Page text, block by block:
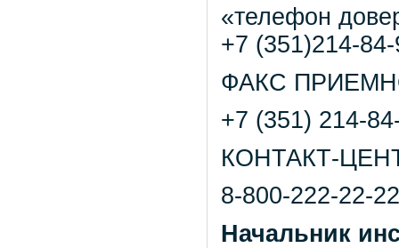
«телефон
+7 (351)214-
ФАКС
+7 (351) 214-
КОНТАКТ-
8-800-222-22-22
Начальник